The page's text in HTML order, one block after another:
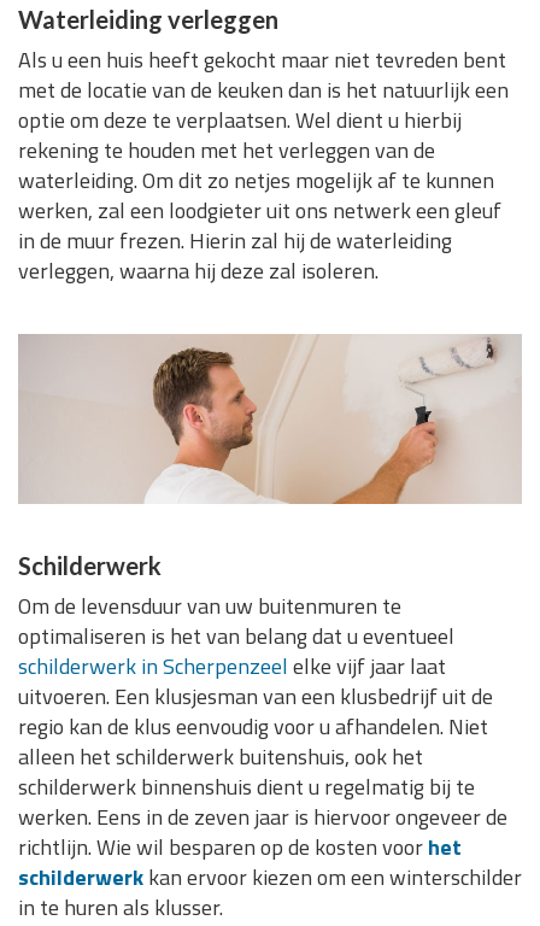
Waterleiding verleggen
Als u een huis heeft gekocht maar niet tevreden bent
met de locatie van de keuken dan is het natuurlijk een
optie om deze te verplaatsen. Wel dient u hierbij
rekening te houden met het verleggen van de
waterleiding. Om dit zo netjes mogelijk af te kunnen
werken, zal een loodgieter uit ons netwerk een gleuf
in de muur frezen. Hierin zal hij de waterleiding
verleggen, waarna hij deze zal isoleren.
Schilderwerk
Om de levensduur van uw buitenmuren te
optimaliseren is het van belang dat u eventueel
schilderwerk in Scherpenzeelelke vijf jaar laat
uitvoeren. Een klusjesman van een klusbedrijf uit de
regio kan de klus eenvoudig voor u afhandelen. Niet
alleen het schilderwerk buitenshuis, ook het
schilderwerk binnenshuis dient u regelmatig bij te
werken. Eens in de zeven jaar is hiervoor ongeveer de
richtlijn. Wie wil besparen op de kosten voorhet
schilderwerkkan ervoor kiezen om een winterschilder
in te huren als klusser.